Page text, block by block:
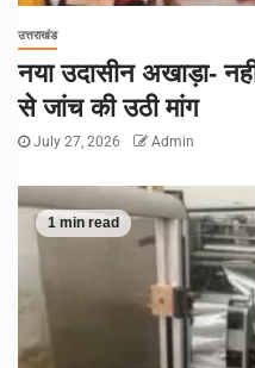
उत्तराखंड
नया उदासीन अखाड़ा-
से जांच की उठी मांग
July 27, 2026 Admin
1 min read